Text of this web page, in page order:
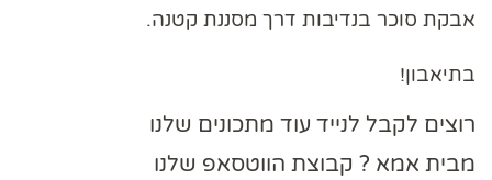
אבקת סוכר בנדיבות דרך מסננת קטנה.
בתיאבון!
רוצים לקבל לנייד עוד מתכונים שלנו
מבית אמא ? קבוצת הווטסאפ שלנו